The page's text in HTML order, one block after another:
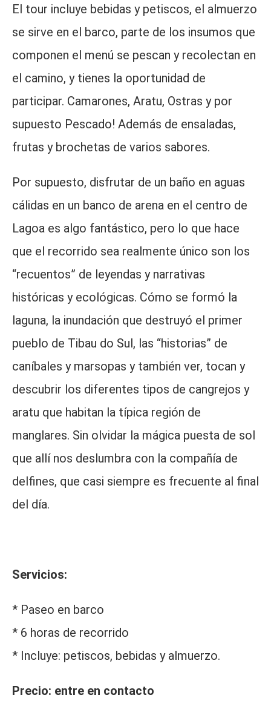
El tour incluye bebidas y petiscos, el almuerzo
se sirve en el barco, parte de los insumos que
componen el menú se pescan y recolectan en
el camino, y tienes la oportunidad de
participar. Camarones, Aratu, Ostras y por
supuesto Pescado! Además de ensaladas,
frutas y brochetas de varios sabores.
Por supuesto, disfrutar de un baño en aguas
cálidas en un banco de arena en el centro de
Lagoa es algo fantástico, pero lo que hace
que el recorrido sea realmente único son los
“recuentos” de leyendas y narrativas
históricas y ecológicas. Cómo se formó la
laguna, la inundación que destruyó el primer
pueblo de Tibau do Sul, las “historias” de
caníbales y marsopas y también ver, tocan y
descubrir los diferentes tipos de cangrejos y
aratu que habitan la típica región de
manglares. Sin olvidar la mágica puesta de sol
que allí nos deslumbra con la compañía de
delfines, que casi siempre es frecuente al final
del día.
Servicios:
* Paseo en barco
* 6 horas de recorrido
* Incluye: petiscos, bebidas y almuerzo.
Precio: entre en contacto